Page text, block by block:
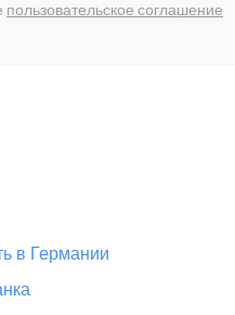
пользовательское соглашение
в Германии